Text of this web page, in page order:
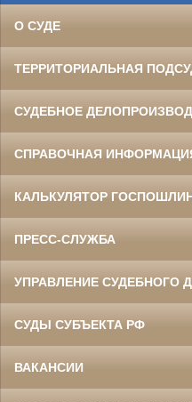
О СУДЕ
ТЕРРИТОРИАЛЬНАЯ
СУДЕБНОЕ
СПРАВОЧНАЯ
КАЛЬКУЛЯТОР
ПРЕСС-СЛУЖБА
УПРАВЛЕНИЕ СУДЕБНОГО
СУДЫ СУБЪЕКТА РФ
ВАКАНСИИ